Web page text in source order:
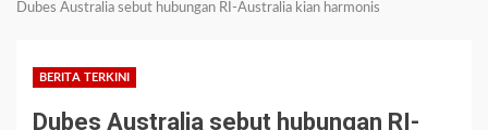
Dubes Australia sebut hubungan RI-Australia kian harmonis
BERITA TERKINI
Dubes Australia sebut hubungan RI-